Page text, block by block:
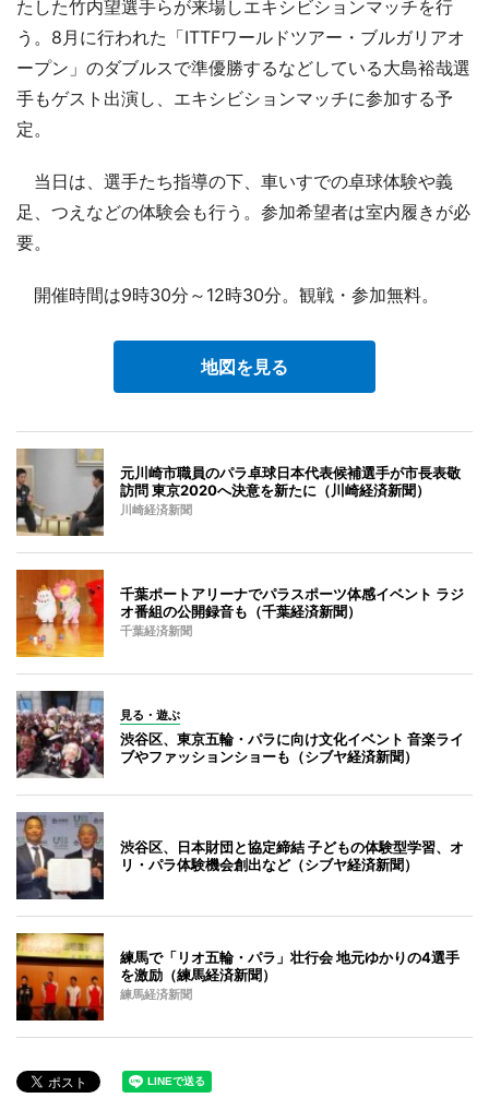
たした竹内望選手らが来場しエキシビションマッチを行
う。8月に行われた「ITTFワールドツアー・ブルガリアオ
ープン」のダブルスで準優勝するなどしている大島裕哉選
手もゲスト出演し、エキシビションマッチに参加する予
定。
当日は、選手たち指導の下、車いすでの卓球体験や義
足、つえなどの体験会も行う。参加希望者は室内履きが必
要。
開催時間は9時30分～12時30分。観戦・参加無料。
地図を見る
元川崎市職員のパラ卓球日本代表候補選手が市長表敬
訪問 東京2020へ決意を新たに（川崎経済新聞）
川崎経済新聞
千葉ポートアリーナでパラスポーツ体感イベント ラジ
オ番組の公開録音も（千葉経済新聞）
千葉経済新聞
見る・遊ぶ
渋谷区、東京五輪・パラに向け文化イベント 音楽ライ
ブやファッションショーも（シブヤ経済新聞）
渋谷区、日本財団と協定締結 子どもの体験型学習、オ
リ・パラ体験機会創出など（シブヤ経済新聞）
練馬で「リオ五輪・パラ」壮行会 地元ゆかりの4選手
を激励（練馬経済新聞）
練馬経済新聞